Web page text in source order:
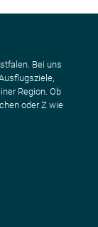
Bei uns
Region. Ob
oder Z wie